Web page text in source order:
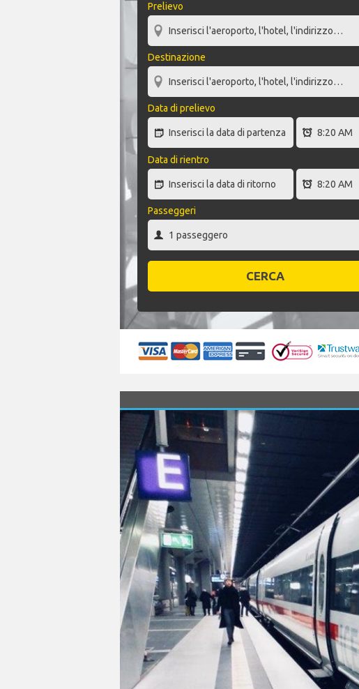
Prelievo
Destinazione
Data di prelievo
Data di rientro
Passeggeri
CERCA